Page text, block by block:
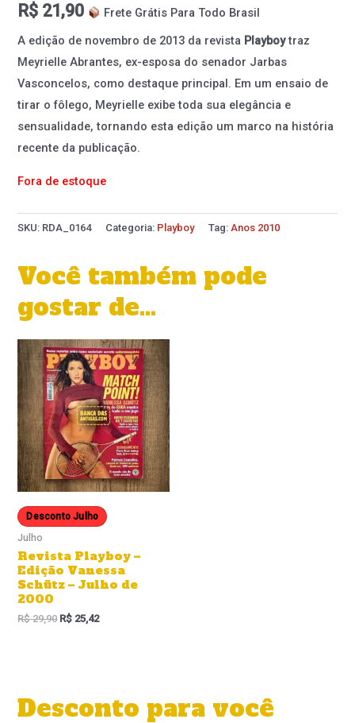
R$ 21,90
Frete Grátis Para Todo Brasil
A edição de novembro de 2013 da revista Playboytraz
Meyrielle Abrantes, ex-esposa do senador Jarbas
Vasconcelos, como destaque principal. Em um ensaio de
tirar o fôlego, Meyrielle exibe toda sua elegância e
sensualidade, tornando esta edição um marco na história
recente da publicação.
Fora de estoque
SKU: RDA_0164 Categoria: Playboy Tag:Anos 2010
Você também pode
gostar de…
Desconto Julho
Julho
Revista Playboy –
Edição Vanessa
Schütz – Julho de
2000
R$29,90 R$ 25,42
Desconto para você